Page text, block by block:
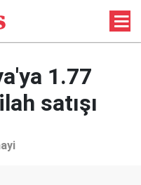
1.77
satışı